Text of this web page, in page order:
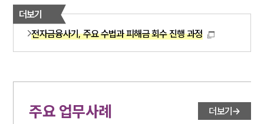
더보기
전자금융사기, 주요 수법과 피해금 회수 진행 과정
주요 업무사례 더보기